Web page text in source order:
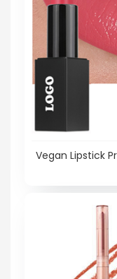
Vegan Lipstick